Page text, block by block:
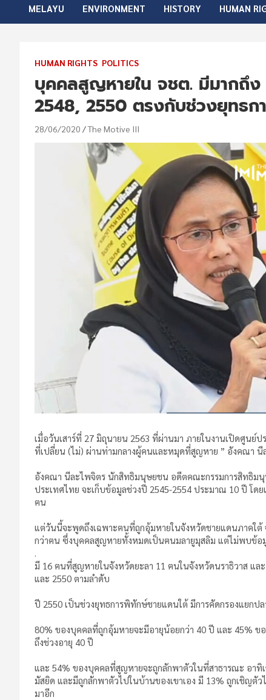
MELAYU ENVIRONMENT HISTORY HUMAN
HUMAN RIGHTS POLITICS
บุคคลสูญหายใน จชต. มีมากถึ
2548, 2550 ตรงกับช่วงยุทธก
28/06/2020 The Motive III
เมื่อวันเสาร์ที่ 27 มิถุนายน 2563 ที่ผ่านมา ภายในงานเปิดศูนย์
ที่เปลี่ยน (ไม่) ผ่านท่ามกลางผู้คนและหมุดที่สูญหาย ” อังคณา นี
อังคณา นีละไพจิตร นักสิทธิมนุษยชน อดีตคณะกรรมการสิทธิม
ประเทศไทย จะเก็บข้อมูลช่วงปี 2545-2554 ประมาณ 10 ปี โ
ฅน
แต่วันนี้จะพูดถึงเฉพาะฅนที่ถูกอุ้มหายในจังหวัดชายแดนภาคใ
กว่าฅน ซึ่งบุคคลสูญหายทั้งหมดเป็นฅนมลายูมุสลิม แต่ไม่พบข้
.
มี 16 ฅนที่สูญหายในจังหวัดยะลา 11 ฅนในจังหวัดนราธิวาส แ
และ 2550 ตามลำดับ
ปี 2550 เป็นช่วงยุทธการพิทักษ์ชายแดนใต้ มีการคัดกรองแยก
80% ของบุคคลที่ถูกอุ้มหายจะมีอายุน้อยกว่า 40 ปี และ 45%
ถึงช่วงอายุ 40 ปี
และ 54% ของบุคคลที่สูญหายจะถูกลักพาตัวในที่สาธารณะ อา
มัสยิด และมีถูกลักพาตัวไปในบ้านของเขาเอง มี 13% ถูกเชิญ
มาอีก